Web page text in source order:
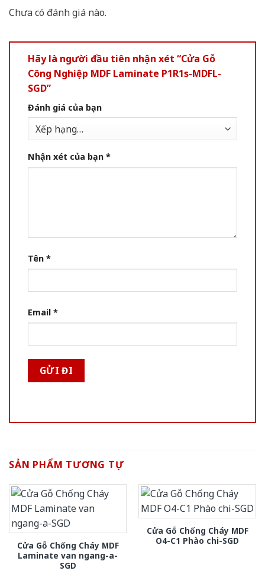
Chưa có đánh giá nào.
Hãy là người đầu tiên nhận xét “Cửa Gỗ
Công Nghiệp MDF Laminate P1R1s-MDFL-
SGD”
Đánh giá của bạn
Nhận xét của bạn *
Tên *
Email *
SẢN PHẨM TƯƠNG TỰ
Cửa Gỗ Chống Cháy MDF
Laminate van ngang-a-
SGD
Cửa Gỗ Chống Cháy MDF
O4-C1 Phào chi-SGD